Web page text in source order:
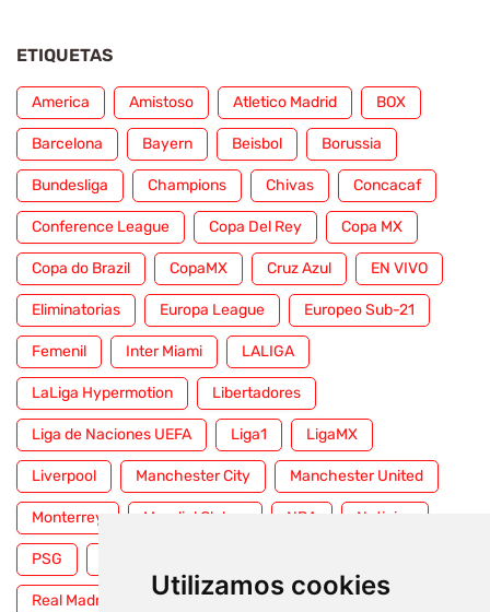
Utilizamos cookies
ETIQUETAS
America Amistoso Atletico Madrid BOX
Barcelona Bayern Beisbol Borussia
Bundesliga Champions Chivas Concacaf
Conference League Copa Del Rey Copa MX
Copa do Brazil CopaMX Cruz Azul EN VIVO
Eliminatorias Europa League Europeo Sub-21
Femenil Inter Miami LALIGA
LaLiga Hypermotion Libertadores
Liga de Naciones UEFA Liga1 LigaMX
Liverpool Manchester City Manchester United
Monterrey Mundial Clubes NBA Noticias
PSG
Real Madrid Selección Mexicana Serie A